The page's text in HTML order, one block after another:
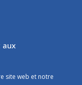
aux
site web et notre
une fois par
promet).